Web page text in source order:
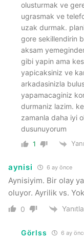
olusturmak ve
ugrasmak ve
uzak durmak.
gore sekillendirin
aksam
gibi yapin ama
yapicaksiniz ve
arkadasinizla
yapamacaginiz
durmaniz lazim.
zamanla daha iyi
dusunuyorum
1
aynisi 6 ay önce
Aynisiyim. Bir olay
oluyor. Ayrilik vs.
0 Yanıtla
Görlss 6 ay